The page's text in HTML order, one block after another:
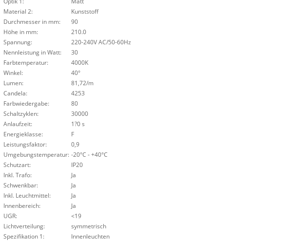
Material 2:
Kunststoff
Durchmesser in mm:
90
Höhe in mm:
210.0
Spannung:
220-240V AC/50-60Hz
Nennleistung in Watt:
30
Farbtemperatur:
4000K
Winkel:
40°
Lumen:
81,72/m
Candela:
4253
Farbwiedergabe:
80
Schaltzyklen:
30000
Anlaufzeit:
1?0 s
Energieklasse:
F
Leistungsfaktor:
0,9
Umgebungstemperatur: -20°C - +40°C
Schutzart:
IP20
Inkl. Trafo:
Ja
Schwenkbar:
Ja
Inkl. Leuchtmittel:
Ja
Innenbereich:
Ja
UGR:
<19
Lichtverteilung:
symmetrisch
Spezifikation 1:
Innenleuchten